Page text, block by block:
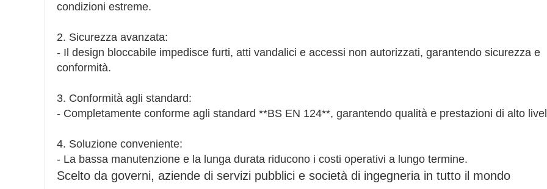
condizioni estreme.
2. Sicurezza avanzata:
- Il design bloccabile impedisce furti, atti vandalici e accessi non autorizzati, garantendo sicurezza e
conformità.
3. Conformità agli standard:
- Completamente conforme agli standard **BS EN 124**, garantendo qualità e prestazioni di alto
4. Soluzione conveniente:
- La bassa manutenzione e la lunga durata riducono i costi operativi a lungo termine.
Scelto da governi, aziende di servizi pubblici e società di ingegneria in tutto il mondo